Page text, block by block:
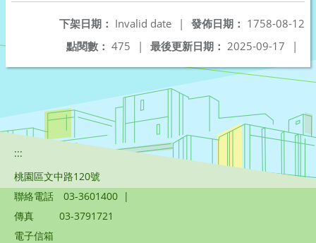
發佈日期： 1758-08-12
下架日期： Invalid date
|
最後更新日期： 2025-09-17 |
點閱數： 475 |
:::
桃園區文中路120號
聯絡電話
03-3601400 |
傳真
03-3791721
電子信箱